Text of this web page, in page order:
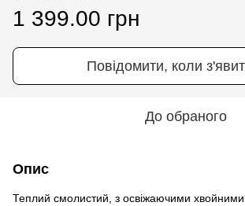
1 399.00 грн
Повідомити, коли
До обраного
Опис
Теплий смолистий, з освіжаючими хвойними